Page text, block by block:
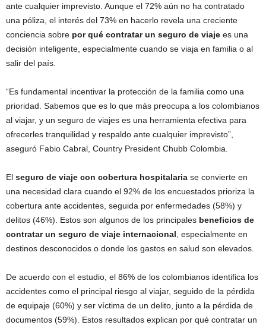
ante cualquier imprevisto. Aunque el 72% aún no ha contratado
una póliza, el interés del 73% en hacerlo revela una creciente
conciencia sobre por qué contratar un seguro de viaje es una
decisión inteligente, especialmente cuando se viaja en familia o al
salir del país.
“Es fundamental incentivar la protección de la familia como una
prioridad. Sabemos que es lo que más preocupa a los colombianos
al viajar, y un seguro de viajes es una herramienta efectiva para
ofrecerles tranquilidad y respaldo ante cualquier imprevisto”,
aseguró Fabio Cabral, Country President Chubb Colombia.
El seguro de viaje con cobertura hospitalaria se convierte en
una necesidad clara cuando el 92% de los encuestados prioriza la
cobertura ante accidentes, seguida por enfermedades (58%) y
delitos (46%). Estos son algunos de los principales beneficios de
contratar un seguro de viaje internacional , especialmente en
destinos desconocidos o donde los gastos en salud son elevados.
De acuerdo con el estudio, el 86% de los colombianos identifica los
accidentes como el principal riesgo al viajar, seguido de la pérdida
de equipaje (60%) y ser víctima de un delito, junto a la pérdida de
documentos (59%). Estos resultados explican por qué contratar un